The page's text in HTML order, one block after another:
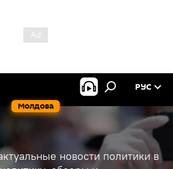
Молдова
РУС
новости политики в